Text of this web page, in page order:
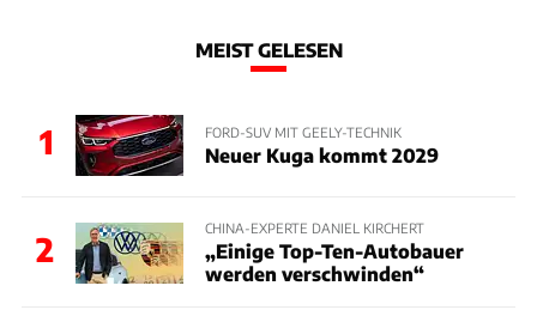
MEIST GELESEN
1 FORD-SUV MIT GEELY-TECHNIK
Neuer Kuga kommt 2029
2
CHINA-EXPERTE DANIEL KIRCHERT
„Einige Top-Ten-Autobauer
werden verschwinden“